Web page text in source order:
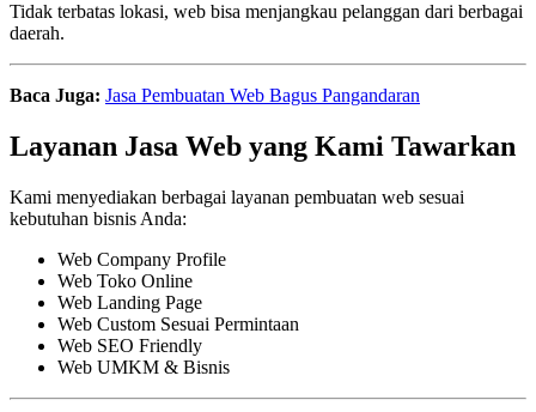
Tidak terbatas lokasi, web bisa menjangkau pelanggan dari berbagai
daerah.
Baca Juga: Jasa Pembuatan Web Bagus Pangandaran
Layanan Jasa Web yang Kami Tawarkan
Kami menyediakan berbagai layanan pembuatan web sesuai
kebutuhan bisnis Anda:
Web Company Profile
Web Toko Online
Web Landing Page
Web Custom Sesuai Permintaan
Web SEO Friendly
Web UMKM & Bisnis